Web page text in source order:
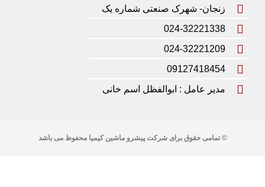
زنجان- شهرک صنعتی شماره یک
024-32221338
024-32221209
09127418454
مدیر عامل : ابوالفظل اسم خانی
© تمامی حقوق برای شرکت پیشرو ماشین کیمیا محفوظ می باشد